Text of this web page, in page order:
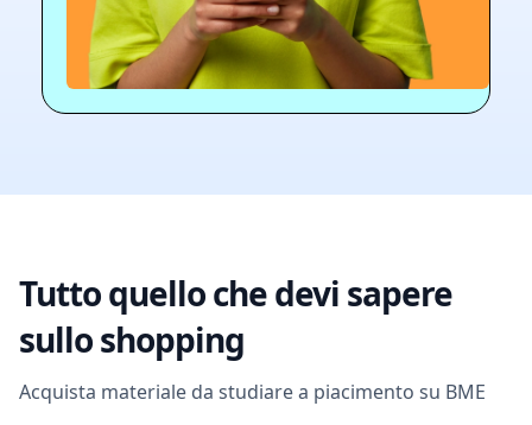
Tutto quello che devi sapere
sullo shopping
Acquista materiale da studiare a piacimento su BME